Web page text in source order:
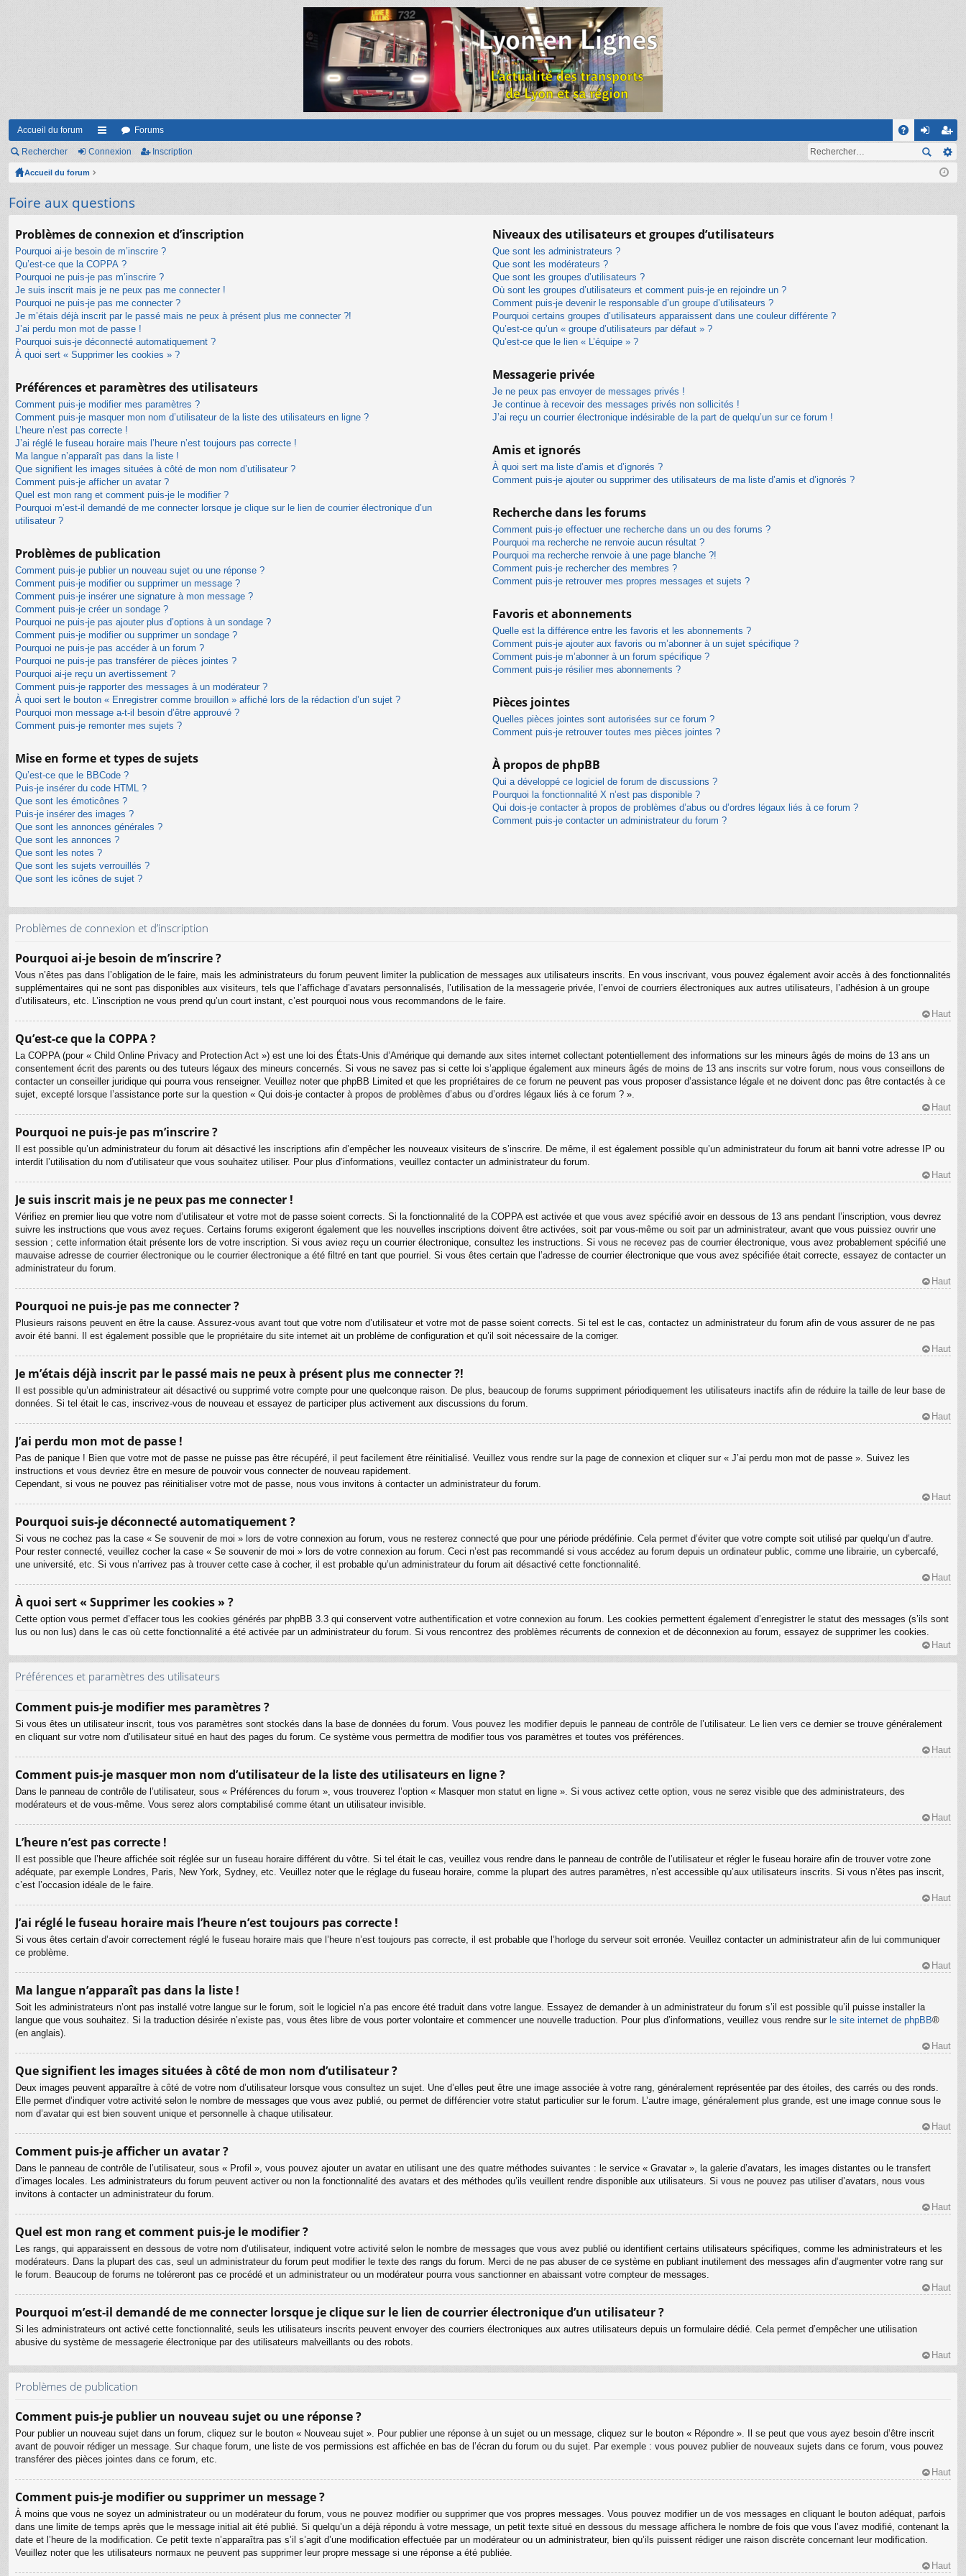
Accueil du forum
ac
ci
s
Forums
on
on
ns
cri
on
Rechercher Connexion Inscription
Accueil du forum
Foire aux questions
Problèmes de connexion et d’inscription
Pourquoi ai-je besoin de m’inscrire ?
Qu’est-ce que la COPPA ?
Pourquoi ne puis-je pas m’inscrire ?
Je suis inscrit mais je ne peux pas me connecter !
Pourquoi ne puis-je pas me connecter ?
Je m’étais déjà inscrit par le passé mais ne peux à présent plus me connecter ?!
J’ai perdu mon mot de passe !
Pourquoi suis-je déconnecté automatiquement ?
À quoi sert « Supprimer les cookies » ?
Préférences et paramètres des utilisateurs
Comment puis-je modifier mes paramètres ?
Comment puis-je masquer mon nom d’utilisateur de la liste des utilisateurs en ligne ?
L’heure n’est pas correcte !
J’ai réglé le fuseau horaire mais l’heure n’est toujours pas correcte !
Ma langue n’apparaît pas dans la liste !
Que signifient les images situées à côté de mon nom d’utilisateur ?
Comment puis-je afficher un avatar ?
Quel est mon rang et comment puis-je le modifier ?
Pourquoi m’est-il demandé de me connecter lorsque je clique sur le lien de courrier électronique d’un
utilisateur ?
Problèmes de publication
Comment puis-je publier un nouveau sujet ou une réponse ?
Comment puis-je modifier ou supprimer un message ?
Comment puis-je insérer une signature à mon message ?
Comment puis-je créer un sondage ?
Pourquoi ne puis-je pas ajouter plus d’options à un sondage ?
Comment puis-je modifier ou supprimer un sondage ?
Pourquoi ne puis-je pas accéder à un forum ?
Pourquoi ne puis-je pas transférer de pièces jointes ?
Pourquoi ai-je reçu un avertissement ?
Comment puis-je rapporter des messages à un modérateur ?
À quoi sert le bouton « Enregistrer comme brouillon » affiché lors de la rédaction d’un sujet ?
Pourquoi mon message a-t-il besoin d’être approuvé ?
Comment puis-je remonter mes sujets ?
Mise en forme et types de sujets
Qu’est-ce que le BBCode ?
Puis-je insérer du code HTML ?
Que sont les émoticônes ?
Puis-je insérer des images ?
Que sont les annonces générales ?
Que sont les annonces ?
Que sont les notes ?
Que sont les sujets verrouillés ?
Que sont les icônes de sujet ?
Niveaux des utilisateurs et groupes d’utilisateurs
Que sont les administrateurs ?
Que sont les modérateurs ?
Que sont les groupes d’utilisateurs ?
Où sont les groupes d’utilisateurs et comment puis-je en rejoindre un ?
Comment puis-je devenir le responsable d’un groupe d’utilisateurs ?
Pourquoi certains groupes d’utilisateurs apparaissent dans une couleur différente ?
Qu’est-ce qu’un « groupe d’utilisateurs par défaut » ?
Qu’est-ce que le lien « L’équipe » ?
Messagerie privée
Je ne peux pas envoyer de messages privés !
Je continue à recevoir des messages privés non sollicités !
J’ai reçu un courrier électronique indésirable de la part de quelqu’un sur ce forum !
Amis et ignorés
À quoi sert ma liste d’amis et d’ignorés ?
Comment puis-je ajouter ou supprimer des utilisateurs de ma liste d’amis et d’ignorés ?
Recherche dans les forums
Comment puis-je effectuer une recherche dans un ou des forums ?
Pourquoi ma recherche ne renvoie aucun résultat ?
Pourquoi ma recherche renvoie à une page blanche ?!
Comment puis-je rechercher des membres ?
Comment puis-je retrouver mes propres messages et sujets ?
Favoris et abonnements
Quelle est la différence entre les favoris et les abonnements ?
Comment puis-je ajouter aux favoris ou m’abonner à un sujet spécifique ?
Comment puis-je m’abonner à un forum spécifique ?
Comment puis-je résilier mes abonnements ?
Pièces jointes
Quelles pièces jointes sont autorisées sur ce forum ?
Comment puis-je retrouver toutes mes pièces jointes ?
À propos de phpBB
Qui a développé ce logiciel de forum de discussions ?
Pourquoi la fonctionnalité X n’est pas disponible ?
Qui dois-je contacter à propos de problèmes d’abus ou d’ordres légaux liés à ce forum ?
Comment puis-je contacter un administrateur du forum ?
Problèmes de connexion et d’inscription
Pourquoi ai-je besoin de m’inscrire ?
Vous n’êtes pas dans l’obligation de le faire, mais les administrateurs du forum peuvent limiter la publication de messages aux utilisateurs inscrits. En vous inscrivant, vous pouvez également avoir accès à des fonctionnalités
supplémentaires qui ne sont pas disponibles aux visiteurs, tels que l’affichage d’avatars personnalisés, l’utilisation de la messagerie privée, l’envoi de courriers électroniques aux autres utilisateurs, l’adhésion à un groupe
d’utilisateurs, etc. L’inscription ne vous prend qu’un court instant, c’est pourquoi nous vous recommandons de le faire.
Haut
Qu’est-ce que la COPPA ?
La COPPA (pour « Child Online Privacy and Protection Act ») est une loi des États-Unis d’Amérique qui demande aux sites internet collectant potentiellement des informations sur les mineurs âgés de moins de 13 ans un
consentement écrit des parents ou des tuteurs légaux des mineurs concernés. Si vous ne savez pas si cette loi s’applique également aux mineurs âgés de moins de 13 ans inscrits sur votre forum, nous vous conseillons de
contacter un conseiller juridique qui pourra vous renseigner. Veuillez noter que phpBB Limited et que les propriétaires de ce forum ne peuvent pas vous proposer d’assistance légale et ne doivent donc pas être contactés à ce
sujet, excepté lorsque l’assistance porte sur la question « Qui dois-je contacter à propos de problèmes d’abus ou d’ordres légaux liés à ce forum ? ».
Haut
Pourquoi ne puis-je pas m’inscrire ?
Il est possible qu’un administrateur du forum ait désactivé les inscriptions afin d’empêcher les nouveaux visiteurs de s’inscrire. De même, il est également possible qu’un administrateur du forum ait banni votre adresse IP ou
interdit l’utilisation du nom d’utilisateur que vous souhaitez utiliser. Pour plus d’informations, veuillez contacter un administrateur du forum.
Haut
Je suis inscrit mais je ne peux pas me connecter !
Vérifiez en premier lieu que votre nom d’utilisateur et votre mot de passe soient corrects. Si la fonctionnalité de la COPPA est activée et que vous avez spécifié avoir en dessous de 13 ans pendant l’inscription, vous devrez
suivre les instructions que vous avez reçues. Certains forums exigeront également que les nouvelles inscriptions doivent être activées, soit par vous-même ou soit par un administrateur, avant que vous puissiez ouvrir une
session ; cette information était présente lors de votre inscription. Si vous aviez reçu un courrier électronique, consultez les instructions. Si vous ne recevez pas de courrier électronique, vous avez probablement spécifié une
mauvaise adresse de courrier électronique ou le courrier électronique a été filtré en tant que pourriel. Si vous êtes certain que l’adresse de courrier électronique que vous avez spécifiée était correcte, essayez de contacter un
administrateur du forum.
Haut
Pourquoi ne puis-je pas me connecter ?
Plusieurs raisons peuvent en être la cause. Assurez-vous avant tout que votre nom d’utilisateur et votre mot de passe soient corrects. Si tel est le cas, contactez un administrateur du forum afin de vous assurer de ne pas
avoir été banni. Il est également possible que le propriétaire du site internet ait un problème de configuration et qu’il soit nécessaire de la corriger.
Haut
Je m’étais déjà inscrit par le passé mais ne peux à présent plus me connecter ?!
Il est possible qu’un administrateur ait désactivé ou supprimé votre compte pour une quelconque raison. De plus, beaucoup de forums suppriment périodiquement les utilisateurs inactifs afin de réduire la taille de leur base de
données. Si tel était le cas, inscrivez-vous de nouveau et essayez de participer plus activement aux discussions du forum.
Haut
J’ai perdu mon mot de passe !
Pas de panique ! Bien que votre mot de passe ne puisse pas être récupéré, il peut facilement être réinitialisé. Veuillez vous rendre sur la page de connexion et cliquer sur « J’ai perdu mon mot de passe ». Suivez les
instructions et vous devriez être en mesure de pouvoir vous connecter de nouveau rapidement.
Cependant, si vous ne pouvez pas réinitialiser votre mot de passe, nous vous invitons à contacter un administrateur du forum.
Haut
Pourquoi suis-je déconnecté automatiquement ?
Si vous ne cochez pas la case « Se souvenir de moi » lors de votre connexion au forum, vous ne resterez connecté que pour une période prédéfinie. Cela permet d’éviter que votre compte soit utilisé par quelqu’un d’autre.
Pour rester connecté, veuillez cocher la case « Se souvenir de moi » lors de votre connexion au forum. Ceci n’est pas recommandé si vous accédez au forum depuis un ordinateur public, comme une librairie, un cybercafé,
une université, etc. Si vous n’arrivez pas à trouver cette case à cocher, il est probable qu’un administrateur du forum ait désactivé cette fonctionnalité.
Haut
À quoi sert « Supprimer les cookies » ?
Cette option vous permet d’effacer tous les cookies générés par phpBB 3.3 qui conservent votre authentification et votre connexion au forum. Les cookies permettent également d’enregistrer le statut des messages (s’ils sont
lus ou non lus) dans le cas où cette fonctionnalité a été activée par un administrateur du forum. Si vous rencontrez des problèmes récurrents de connexion et de déconnexion au forum, essayez de supprimer les cookies.
Haut
Préférences et paramètres des utilisateurs
Comment puis-je modifier mes paramètres ?
Si vous êtes un utilisateur inscrit, tous vos paramètres sont stockés dans la base de données du forum. Vous pouvez les modifier depuis le panneau de contrôle de l’utilisateur. Le lien vers ce dernier se trouve généralement
en cliquant sur votre nom d’utilisateur situé en haut des pages du forum. Ce système vous permettra de modifier tous vos paramètres et toutes vos préférences.
Haut
Comment puis-je masquer mon nom d’utilisateur de la liste des utilisateurs en ligne ?
Dans le panneau de contrôle de l’utilisateur, sous « Préférences du forum », vous trouverez l’option « Masquer mon statut en ligne ». Si vous activez cette option, vous ne serez visible que des administrateurs, des
modérateurs et de vous-même. Vous serez alors comptabilisé comme étant un utilisateur invisible.
Haut
L’heure n’est pas correcte !
Il est possible que l’heure affichée soit réglée sur un fuseau horaire différent du vôtre. Si tel était le cas, veuillez vous rendre dans le panneau de contrôle de l’utilisateur et régler le fuseau horaire afin de trouver votre zone
adéquate, par exemple Londres, Paris, New York, Sydney, etc. Veuillez noter que le réglage du fuseau horaire, comme la plupart des autres paramètres, n’est accessible qu’aux utilisateurs inscrits. Si vous n’êtes pas inscrit,
c’est l’occasion idéale de le faire.
Haut
J’ai réglé le fuseau horaire mais l’heure n’est toujours pas correcte !
Si vous êtes certain d’avoir correctement réglé le fuseau horaire mais que l’heure n’est toujours pas correcte, il est probable que l’horloge du serveur soit erronée. Veuillez contacter un administrateur afin de lui communiquer
ce problème.
Haut
Ma langue n’apparaît pas dans la liste !
Soit les administrateurs n’ont pas installé votre langue sur le forum, soit le logiciel n’a pas encore été traduit dans votre langue. Essayez de demander à un administrateur du forum s’il est possible qu’il puisse installer la
langue que vous souhaitez. Si la traduction désirée n’existe pas, vous êtes libre de vous porter volontaire et commencer une nouvelle traduction. Pour plus d’informations, veuillez vous rendre sur le site internet de phpBB®
(en anglais).
Haut
Que signifient les images situées à côté de mon nom d’utilisateur ?
Deux images peuvent apparaître à côté de votre nom d’utilisateur lorsque vous consultez un sujet. Une d’elles peut être une image associée à votre rang, généralement représentée par des étoiles, des carrés ou des ronds.
Elle permet d’indiquer votre activité selon le nombre de messages que vous avez publié, ou permet de différencier votre statut particulier sur le forum. L’autre image, généralement plus grande, est une image connue sous le
nom d’avatar qui est bien souvent unique et personnelle à chaque utilisateur.
Haut
Comment puis-je afficher un avatar ?
Dans le panneau de contrôle de l’utilisateur, sous « Profil », vous pouvez ajouter un avatar en utilisant une des quatre méthodes suivantes : le service « Gravatar », la galerie d’avatars, les images distantes ou le transfert
d’images locales. Les administrateurs du forum peuvent activer ou non la fonctionnalité des avatars et des méthodes qu’ils veuillent rendre disponible aux utilisateurs. Si vous ne pouvez pas utiliser d’avatars, nous vous
invitons à contacter un administrateur du forum.
Haut
Quel est mon rang et comment puis-je le modifier ?
Les rangs, qui apparaissent en dessous de votre nom d’utilisateur, indiquent votre activité selon le nombre de messages que vous avez publié ou identifient certains utilisateurs spécifiques, comme les administrateurs et les
modérateurs. Dans la plupart des cas, seul un administrateur du forum peut modifier le texte des rangs du forum. Merci de ne pas abuser de ce système en publiant inutilement des messages afin d’augmenter votre rang sur
le forum. Beaucoup de forums ne toléreront pas ce procédé et un administrateur ou un modérateur pourra vous sanctionner en abaissant votre compteur de messages.
Haut
Pourquoi m’est-il demandé de me connecter lorsque je clique sur le lien de courrier électronique d’un utilisateur ?
Si les administrateurs ont activé cette fonctionnalité, seuls les utilisateurs inscrits peuvent envoyer des courriers électroniques aux autres utilisateurs depuis un formulaire dédié. Cela permet d’empêcher une utilisation
abusive du système de messagerie électronique par des utilisateurs malveillants ou des robots.
Haut
Problèmes de publication
Comment puis-je publier un nouveau sujet ou une réponse ?
Pour publier un nouveau sujet dans un forum, cliquez sur le bouton « Nouveau sujet ». Pour publier une réponse à un sujet ou un message, cliquez sur le bouton « Répondre ». Il se peut que vous ayez besoin d’être inscrit
avant de pouvoir rédiger un message. Sur chaque forum, une liste de vos permissions est affichée en bas de l’écran du forum ou du sujet. Par exemple : vous pouvez publier de nouveaux sujets dans ce forum, vous pouvez
transférer des pièces jointes dans ce forum, etc.
Haut
Comment puis-je modifier ou supprimer un message ?
À moins que vous ne soyez un administrateur ou un modérateur du forum, vous ne pouvez modifier ou supprimer que vos propres messages. Vous pouvez modifier un de vos messages en cliquant le bouton adéquat, parfois
dans une limite de temps après que le message initial ait été publié. Si quelqu’un a déjà répondu à votre message, un petit texte situé en dessous du message affichera le nombre de fois que vous l’avez modifié, contenant la
date et l’heure de la modification. Ce petit texte n’apparaîtra pas s’il s’agit d’une modification effectuée par un modérateur ou un administrateur, bien qu’ils puissent rédiger une raison discrète concernant leur modification.
Veuillez noter que les utilisateurs normaux ne peuvent pas supprimer leur propre message si une réponse a été publiée.
Haut